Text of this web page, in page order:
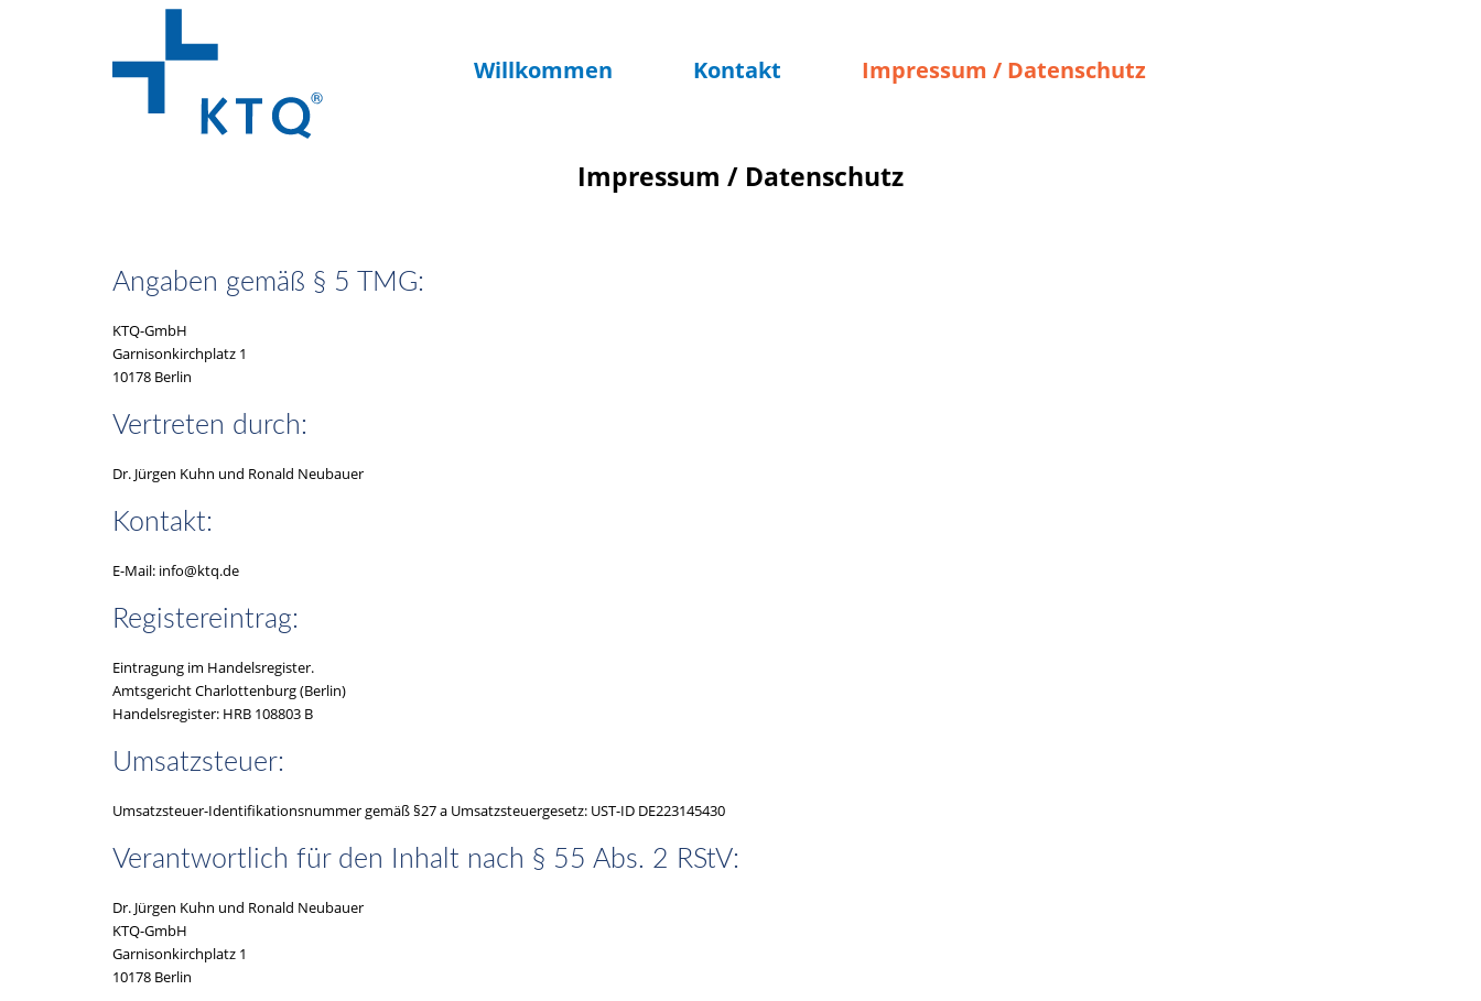
Willkommen Kontakt Impressum / Datenschutz
Impressum / Datenschutz
Angaben gemäß § 5 TMG:
KTQ-GmbH
Garnisonkirchplatz 1
10178 Berlin
Vertreten durch:
Dr. Jürgen Kuhn und Ronald Neubauer
Kontakt:
E-Mail: info@ktq.de
Registereintrag:
Eintragung im Handelsregister.
Amtsgericht Charlottenburg (Berlin)
Handelsregister: HRB 108803 B
Umsatzsteuer:
Umsatzsteuer-Identifikationsnummer gemäß §27 a Umsatzsteuergesetz: UST-ID DE223145430
Verantwortlich für den Inhalt nach § 55 Abs. 2 RStV:
Dr. Jürgen Kuhn und Ronald Neubauer
KTQ-GmbH
Garnisonkirchplatz 1
10178 Berlin